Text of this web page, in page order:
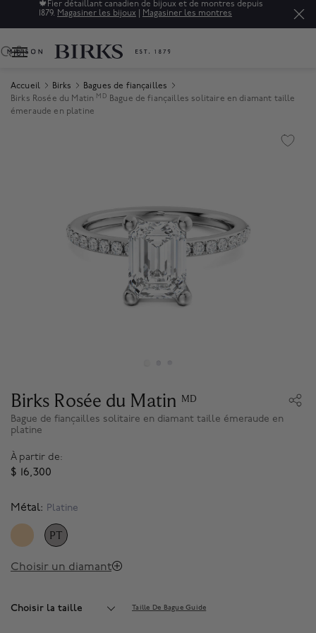
🍁 Fier détaillant canadien de bijoux et de montres depuis
1879. Magasiner les bijoux Magasiner les montres
0
Accueil Birks
Bagues de fiançailles
Birks Rosée du Matin MD Bague de fiançailles solitaire en diamant taille
émeraude en platine
Birks Rosée du Matin MD
Bague de fiançailles solitaire en diamant taille émeraude en
platine
À partir de:
$ 16,300
Métal: Platine
PTSELECTED
Choisir un diamant
Choisir la taille Taille De Bague Guide